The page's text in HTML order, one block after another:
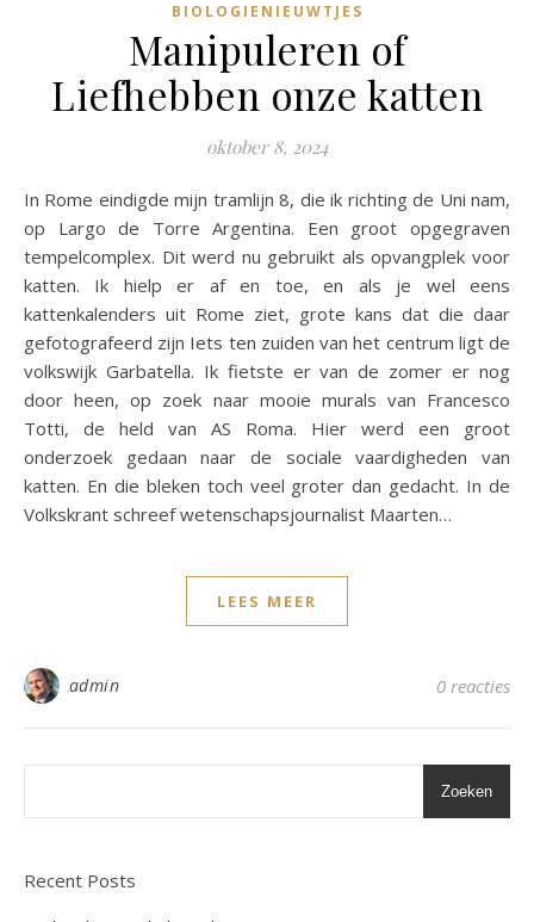
BIOLOGIENIEUWTJES
Manipuleren of
Liefhebben onze katten
oktober 8, 2024
In Rome eindigde mijn tramlijn 8, die ik richting de Uni nam,
op Largo de Torre Argentina. Een groot opgegraven
tempelcomplex. Dit werd nu gebruikt als opvangplek voor
katten. Ik hielp er af en toe, en als je wel eens
kattenkalenders uit Rome ziet, grote kans dat die daar
gefotografeerd zijn Iets ten zuiden van het centrum ligt de
volkswijk Garbatella. Ik fietste er van de zomer er nog
door heen, op zoek naar mooie murals van Francesco
Totti, de held van AS Roma. Hier werd een groot
onderzoek gedaan naar de sociale vaardigheden van
katten. En die bleken toch veel groter dan gedacht. In de
Volkskrant schreef wetenschapsjournalist Maarten…
LEES MEER
admin 0 reacties
Zoeken
Recent Posts